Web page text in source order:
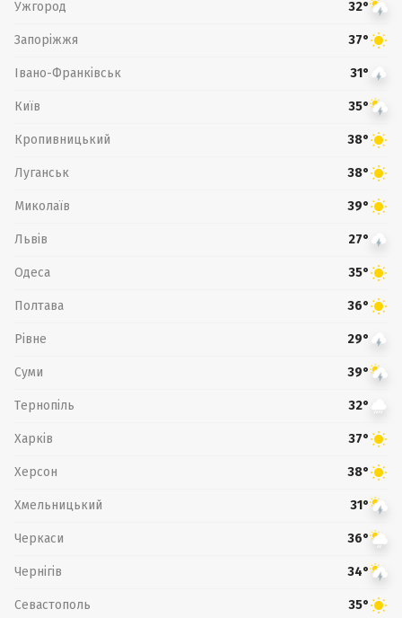
Ужгород 32°
Запоріжжя 37°
Івано-Франківськ 31°
Київ 35°
Кропивницький 38°
Луганськ 38°
Миколаїв 39°
Львів 27°
Одеса 35°
Полтава 36°
Рівне 29°
Суми 39°
Тернопіль 32°
Харків 37°
Херсон 38°
Хмельницький 31°
Черкаси 36°
Чернігів 34°
Севастополь 35°